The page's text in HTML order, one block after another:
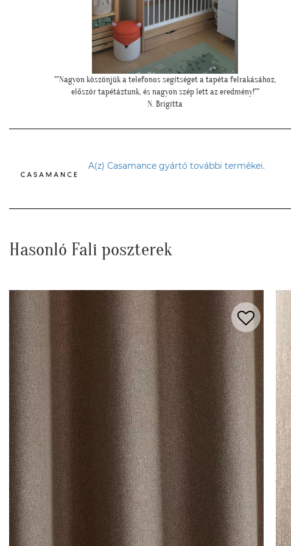
""Elegáns lett a pengefal, sokáig imádni fogjuk""
Z. Anita
A(z) Casamance gyártó további termékei.
Hasonló Fali poszterek